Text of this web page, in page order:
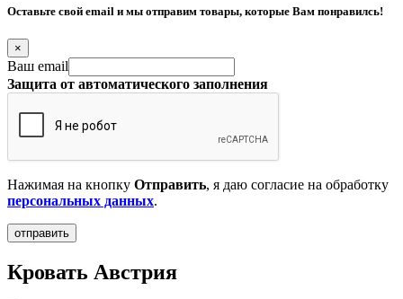
Оставьте свой email и мы отправим товары, которые Вам понравилсь!
×
Ваш email
Защита от автоматического заполнения
Нажимая на кнопку Отправить, я даю согласие на обработку
персональных данных.
Кровать Австрия